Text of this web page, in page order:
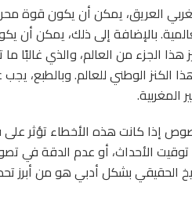
العريق، يمكن أن يكون قوة
بالإضافة إلى ذلك، يمكن أن
الجزء من العالم، والذي غالبًا
الوطني للعالم. وبالطبع، يجب
المغربية.
إذا كانت هذه الأخطاء تؤثر
الأحداث، أو عدم الدقة في
الحقيقي بشكل أدبي هو من أبرز